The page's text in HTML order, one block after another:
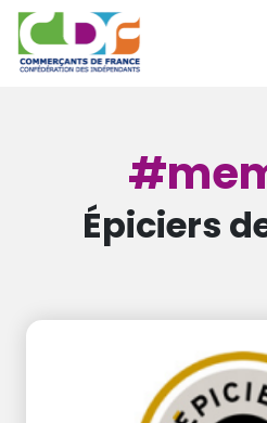
Épiciers